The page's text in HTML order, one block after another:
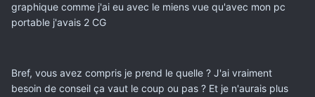
graphique comme j'ai eu avec le miens vue qu'avec mon pc
portable j'avais 2 CG
Bref, vous avez compris je prend le quelle ? J'ai vraiment
besoin de conseil ça vaut le coup ou pas ? Et je n'aurais plus